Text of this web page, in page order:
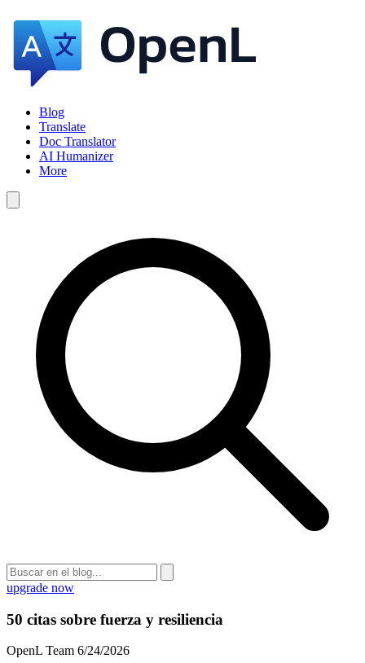
Blog
Translate
Doc Translator
AI Humanizer
More
upgrade now
50 citas sobre fuerza y resiliencia
OpenL Team 6/24/2026